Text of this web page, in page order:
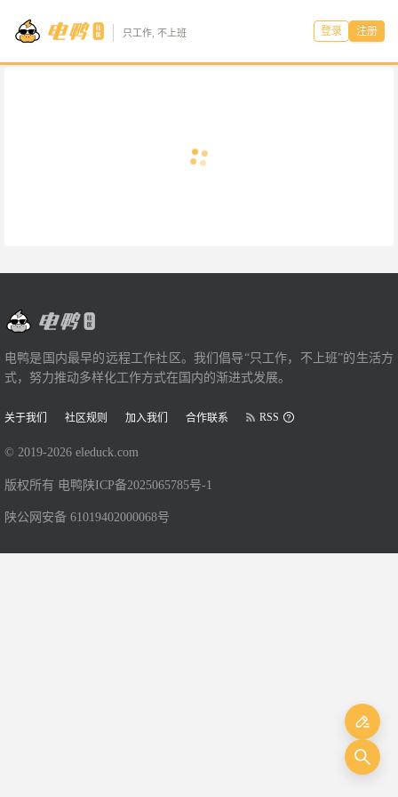
只工作, 不上班 登录 注册
电鸭是国内最早的远程工作社区。我们倡导“只工作，不上班”的生活方
式，努力推动多样化工作方式在国内的渐进式发展。
关于我们 社区规则 加入我们 合作联系 RSS
© 2019-2026 eleduck.com
版权所有 电鸭 陕ICP备2025065785号-1
陕公网安备 61019402000068号